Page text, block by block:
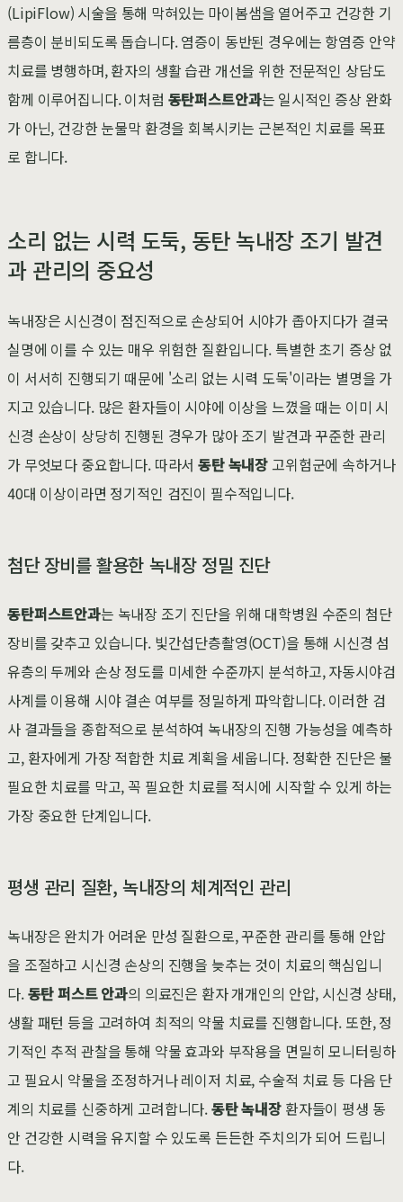
(LipiFlow) 시술을 통해 막혀있는 마이봄샘을 열어주고 건강한 기
름층이 분비되도록 돕습니다. 염증이 동반된 경우에는 항염증 안약
치료를 병행하며, 환자의 생활 습관 개선을 위한 전문적인 상담도
함께 이루어집니다. 이처럼 동탄퍼스트안과는 일시적인 증상 완화
가 아닌, 건강한 눈물막 환경을 회복시키는 근본적인 치료를 목표
로 합니다.
소리 없는 시력 도둑, 동탄 녹내장 조기 발견
과 관리의 중요성
녹내장은 시신경이 점진적으로 손상되어 시야가 좁아지다가 결국
실명에 이를 수 있는 매우 위험한 질환입니다. 특별한 초기 증상 없
이 서서히 진행되기 때문에 '소리 없는 시력 도둑'이라는 별명을 가
지고 있습니다. 많은 환자들이 시야에 이상을 느꼈을 때는 이미 시
신경 손상이 상당히 진행된 경우가 많아 조기 발견과 꾸준한 관리
가 무엇보다 중요합니다. 따라서동탄 녹내장고위험군에 속하거나
40대 이상이라면 정기적인 검진이 필수적입니다.
첨단 장비를 활용한 녹내장 정밀 진단
동탄퍼스트안과는 녹내장 조기 진단을 위해 대학병원 수준의 첨단
장비를 갖추고 있습니다. 빛간섭단층촬영(OCT)을 통해 시신경 섬
유층의 두께와 손상 정도를 미세한 수준까지 분석하고, 자동시야검
사계를 이용해 시야 결손 여부를 정밀하게 파악합니다. 이러한 검
사 결과들을 종합적으로 분석하여 녹내장의 진행 가능성을 예측하
고, 환자에게 가장 적합한 치료 계획을 세웁니다. 정확한 진단은 불
필요한 치료를 막고, 꼭 필요한 치료를 적시에 시작할 수 있게 하는
가장 중요한 단계입니다.
평생 관리 질환, 녹내장의 체계적인 관리
녹내장은 완치가 어려운 만성 질환으로, 꾸준한 관리를 통해 안압
을 조절하고 시신경 손상의 진행을 늦추는 것이 치료의 핵심입니
다.동탄 퍼스트 안과의 의료진은 환자 개개인의 안압, 시신경 상태,
생활 패턴 등을 고려하여 최적의 약물 치료를 진행합니다. 또한, 정
기적인 추적 관찰을 통해 약물 효과와 부작용을 면밀히 모니터링하
고 필요시 약물을 조정하거나 레이저 치료, 수술적 치료 등 다음 단
계의 치료를 신중하게 고려합니다.동탄 녹내장 환자들이 평생 동
안 건강한 시력을 유지할 수 있도록 든든한 주치의가 되어 드립니
다.